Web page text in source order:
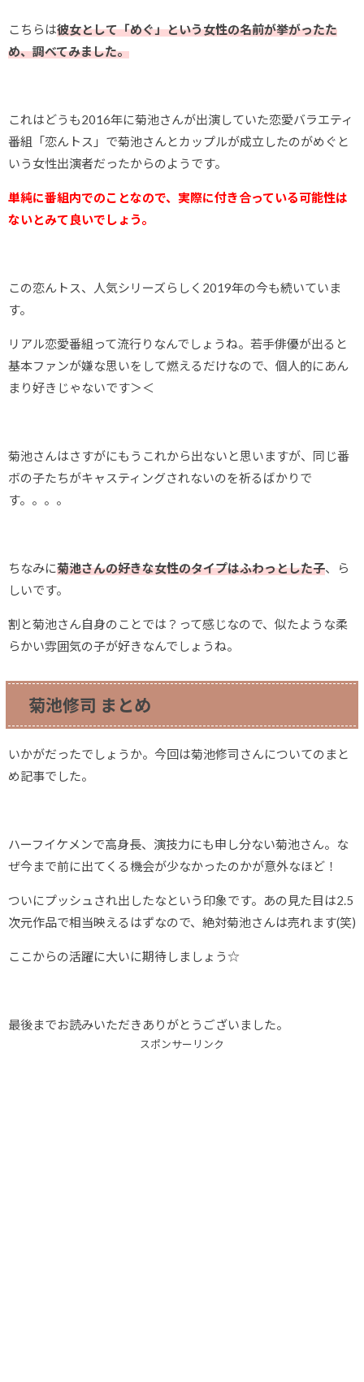
こちらは彼女として「めぐ」という女性の名前が挙がったた
め、調べてみました。
これはどうも2016年に菊池さんが出演していた恋愛バラエティ
番組「恋んトス」で菊池さんとカップルが成立したのがめぐと
いう女性出演者だったからのようです。
単純に番組内でのことなので、実際に付き合っている可能性は
ないとみて良いでしょう。
この恋んトス、人気シリーズらしく2019年の今も続いていま
す。
リアル恋愛番組って流行りなんでしょうね。若手俳優が出ると
基本ファンが嫌な思いをして燃えるだけなので、個人的にあん
まり好きじゃないです＞＜
菊池さんはさすがにもうこれから出ないと思いますが、同じ番
ボの子たちがキャスティングされないのを祈るばかりで
す。。。。
ちなみに菊池さんの好きな女性のタイプはふわっとした子、ら
しいです。
割と菊池さん自身のことでは？って感じなので、似たような柔
らかい雰囲気の子が好きなんでしょうね。
菊池修司 まとめ
いかがだったでしょうか。今回は菊池修司さんについてのまと
め記事でした。
ハーフイケメンで高身長、演技力にも申し分ない菊池さん。な
ぜ今まで前に出てくる機会が少なかったのかが意外なほど！
ついにプッシュされ出したなという印象です。あの見た目は2.5
次元作品で相当映えるはずなので、絶対菊池さんは売れます(笑)
ここからの活躍に大いに期待しましょう☆
最後までお読みいただきありがとうございました。
スポンサーリンク